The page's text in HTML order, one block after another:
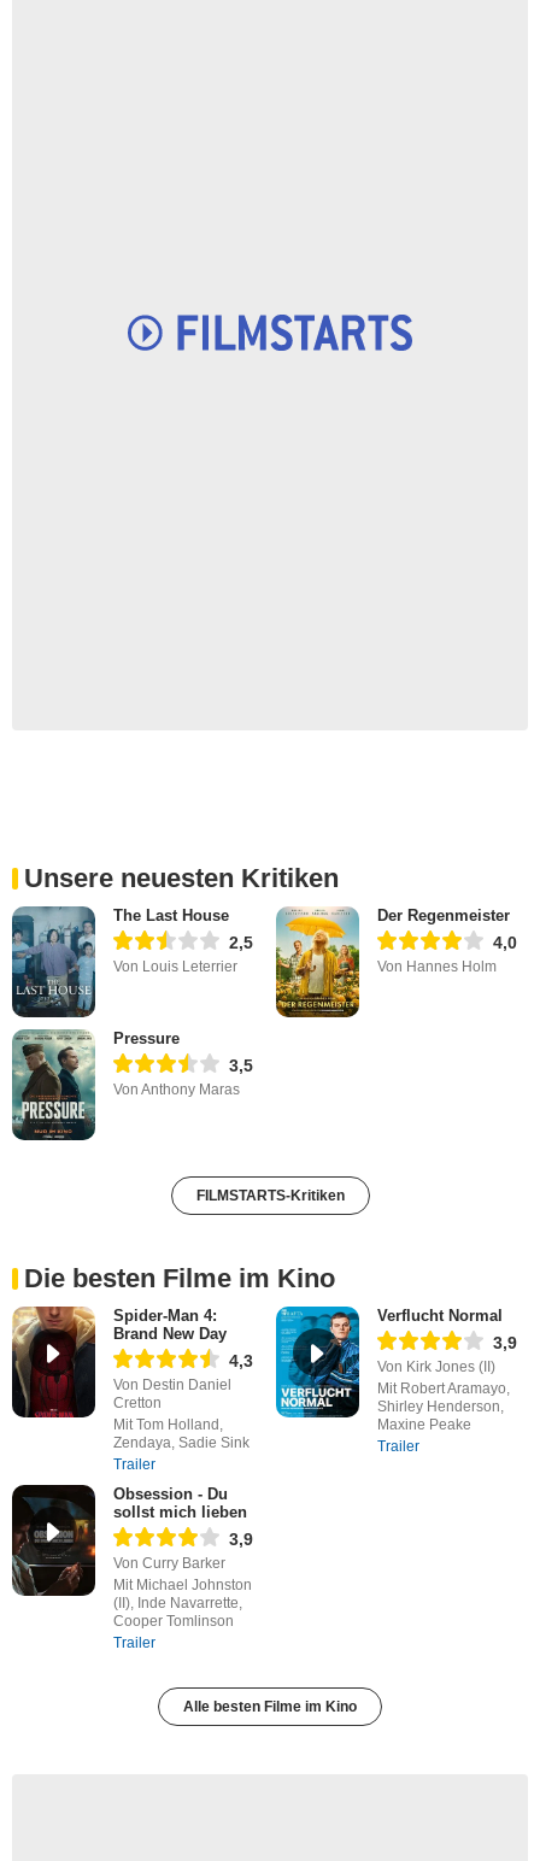
Unsere neuesten Kritiken
The Last House
2,5
Von Louis Leterrier
Der Regenmeister
4,0
Von Hannes Holm
Pressure
3,5
Von Anthony Maras
FILMSTARTS-Kritiken
Die besten Filme im Kino
Spider-Man 4:
Brand New Day
4,3
Von Destin Daniel
Cretton
Mit Tom Holland,
Zendaya, Sadie Sink
Trailer
Verflucht Normal
3,9
Von Kirk Jones (II)
Mit Robert Aramayo,
Shirley Henderson,
Maxine Peake
Trailer
Obsession - Du
sollst mich lieben
3,9
Von Curry Barker
Mit Michael Johnston
(II), Inde Navarrette,
Cooper Tomlinson
Trailer
Alle besten Filme im Kino